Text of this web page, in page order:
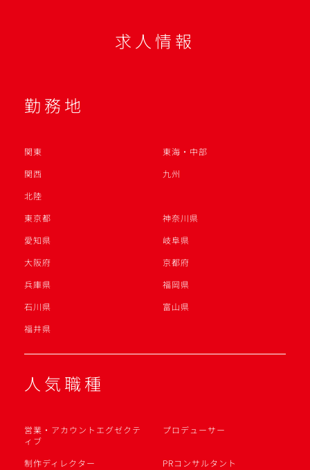
求人情報
勤務地
関東
東海・中部
関西
九州
北陸
東京都
神奈川県
愛知県
岐阜県
大阪府
京都府
兵庫県
福岡県
石川県
富山県
福井県
人気職種
営業・アカウントエグゼクテ
ィブ
プロデューサー
制作ディレクター
PRコンサルタント